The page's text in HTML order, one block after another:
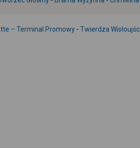
– Terminal Promowy - Twierdza